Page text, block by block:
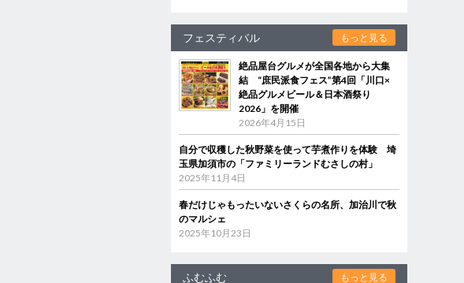
フェスティバル もっと見る
絶品屋台グルメが全国各地から大集
結 “庶民派食フェス”第4回「川口×
絶品グルメビール＆日本酒祭り
2026」を開催
2026年4月15日
自分で収穫した秋野菜を使って芋煮作りを体験 埼
玉県加須市の「ファミリーランドむさしの村」
2025年11月4日
春だけじゃもったいないさくらの名所、加治川で秋
のマルシェ
2025年10月23日
ふむふむ もっと見る